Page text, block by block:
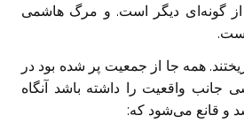
از گونه‌ای دیگر است. و مرگ هاشمی
ریختند. همه جا از جمعیت پر شده بود در
جانب واقعیت را داشته باشد آنگاه
و قانع می‌شود که: